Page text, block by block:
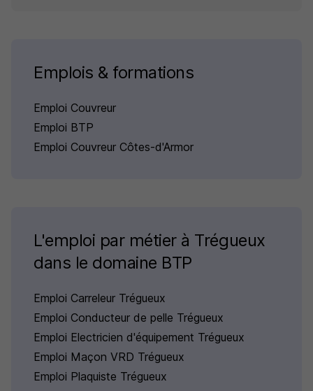
Emplois & formations
Emploi Couvreur
Emploi BTP
Emploi Couvreur Côtes-d'Armor
L'emploi par métier à Trégueux
dans le domaine BTP
Emploi Carreleur Trégueux
Emploi Conducteur de pelle Trégueux
Emploi Electricien d'équipement Trégueux
Emploi Maçon VRD Trégueux
Emploi Plaquiste Trégueux